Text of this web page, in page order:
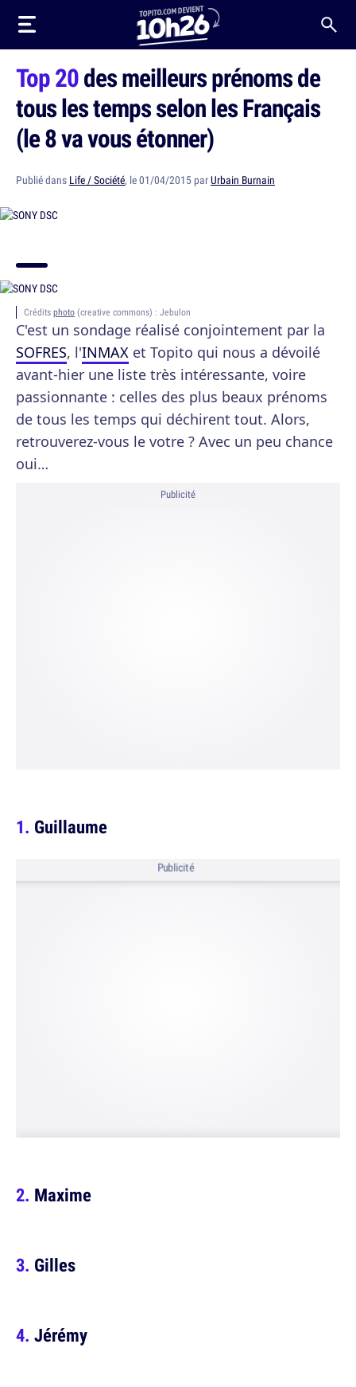
Top 20des meilleurs prénoms de
tous les temps selon les Français
(le 8 va vous étonner)
Publié dans Life / Société, le 01/04/2015 parUrbain Burnain
Crédits photo (creative commons) : Jebulon
C'est un sondage réalisé conjointement par la
SOFRES, l'INMAX et Topito qui nous a dévoilé
avant-hier une liste très intéressante, voire
passionnante : celles des plus beaux prénoms
de tous les temps qui déchirent tout. Alors,
retrouverez-vous le votre ? Avec un peu chance
oui…
Publicité
Guillaume
Publicité
Maxime
Gilles
Jérémy